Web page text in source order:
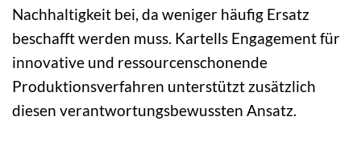
Nachhaltigkeit bei, da weniger häufig Ersatz
beschafft werden muss. Kartells Engagement für
innovative und ressourcenschonende
Produktionsverfahren unterstützt zusätzlich
diesen verantwortungsbewussten Ansatz.